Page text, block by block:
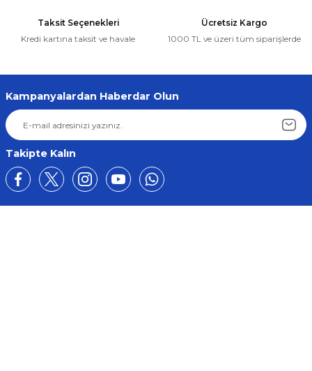
Taksit Seçenekleri
Kredi kartına taksit ve havale
Ücretsiz Kargo
1000 TL ve üzeri tüm siparişlerde
Kampanyalardan Haberdar Olun
Takipte Kalın